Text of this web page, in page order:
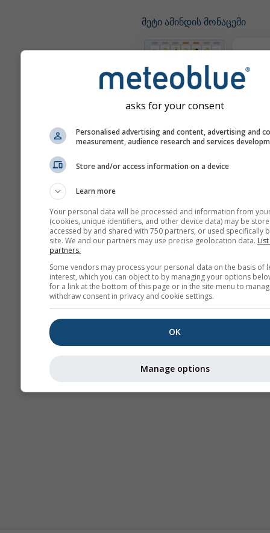
მეტი ამინდის მონაცემი
asks for your consent
Personalised advertising and content, advertising and
measurement, audience research and services
Store and/or access information on a device
Learn more
Your personal data will be processed and information from
(cookies, unique identifiers, and other device data) may be
accessed by and shared with 750 partners, or used specifically
site. We and our partners may use precise geolocation data.
partners.
Some vendors may process your personal data on the basis of
interest, which you can object to by managing your options
for a link at the bottom of this page or in the site menu to
withdraw consent in privacy and cookie settings.
OK
Manage options